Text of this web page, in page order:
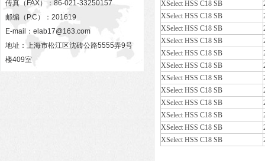
传真（FAX）：86-021-33250157
邮编（P.C）：201619
E-mail： elab17@163.com
地址：上海市松江区沈砖公路5555弄9号
楼409室
XSelect HSS C18 SB
XSelect HSS C18 SB
XSelect HSS C18 SB
XSelect HSS C18 SB
XSelect HSS C18 SB
XSelect HSS C18 SB
XSelect HSS C18 SB
XSelect HSS C18 SB
XSelect HSS C18 SB
XSelect HSS C18 SB
XSelect HSS C18 SB
XSelect HSS C18 SB